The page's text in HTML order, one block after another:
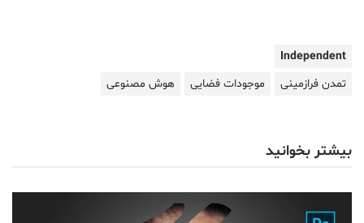
Independent
تمدن فرازمینی
موجودات فضایی هوش مصنوعی
بیشتر بخوانید